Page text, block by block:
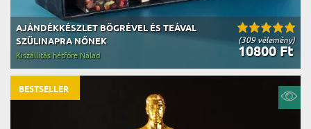
(309 vélemény)
AJÁNDÉKKÉSZLET BÖGRÉVEL ÉS TEÁVAL
SZÜLINAPRA NŐNEK
10800 Ft
Kiszállítás hétfőre Nálad
BESTSELLER